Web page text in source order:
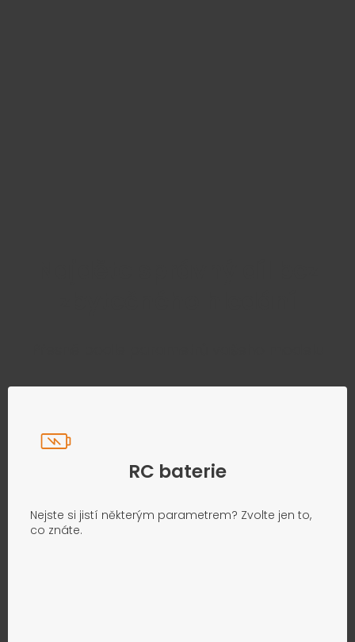
RC baterie
Nejste si jistí některým parametrem? Zvolte jen to,
co znáte.